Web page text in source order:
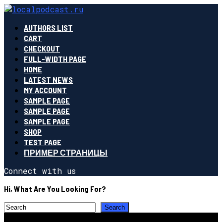
AUTHORS LIST
CART
CHECKOUT
FULL-WIDTH PAGE
HOME
LATEST NEWS
MY ACCOUNT
SAMPLE PAGE
SAMPLE PAGE
SAMPLE PAGE
SHOP
TEST PAGE
ПРИМЕР СТРАНИЦЫ
Connect with us
Hi, What Are You Looking For?